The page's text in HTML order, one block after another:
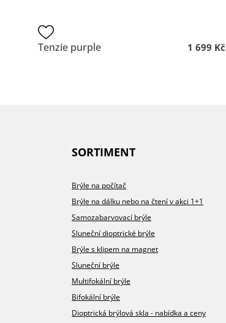
Tenzie purple 1 699 Kč
SORTIMENT
Brýle na počítač
Brýle na dálku nebo na čtení v akci 1+1
Samozabarvovací brýle
Sluneční dioptrické brýle
Brýle s klipem na magnet
Sluneční brýle
Multifokální brýle
Bifokální brýle
Dioptrická brýlová skla - nabídka a ceny